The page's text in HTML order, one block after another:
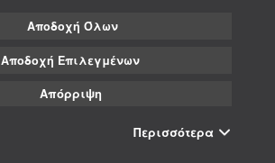
Αποδοχή Όλων
Αποδοχή Επιλεγμένων
Απόρριψη
Περισσότερα